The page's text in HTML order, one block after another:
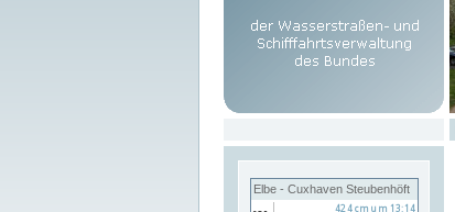
Elbe - Cuxhaven Steubenhöft